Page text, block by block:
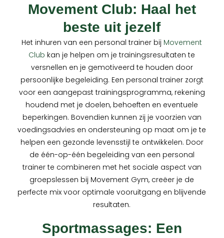
Movement Club: Haal het
beste uit jezelf
Het inhuren van een personal trainer bij Movement
Club kan je helpen om je trainingsresultaten te
versnellen en je gemotiveerd te houden door
persoonlijke begeleiding. Een personal trainer zorgt
voor een aangepast trainingsprogramma, rekening
houdend met je doelen, behoeften en eventuele
beperkingen. Bovendien kunnen zij je voorzien van
voedingsadvies en ondersteuning op maat om je te
helpen een gezonde levensstijl te ontwikkelen. Door
de één-op-één begeleiding van een personal
trainer te combineren met het sociale aspect van
groepslessen bij Movement Gym, creëer je de
perfecte mix voor optimale vooruitgang en blijvende
resultaten.
Sportmassages: Een